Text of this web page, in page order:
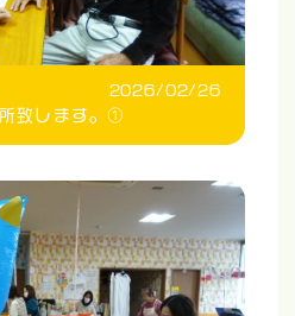
2026/02/26
致します。①